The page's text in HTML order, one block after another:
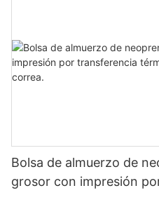
Bolsa de almuerzo de
grosor con impresión